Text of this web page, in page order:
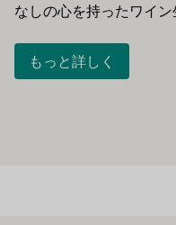
なしの心を持ったワイン
もっと詳しく